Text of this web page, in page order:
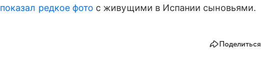
показал редкое фото с живущими в Испании сыновьями.
Поделиться